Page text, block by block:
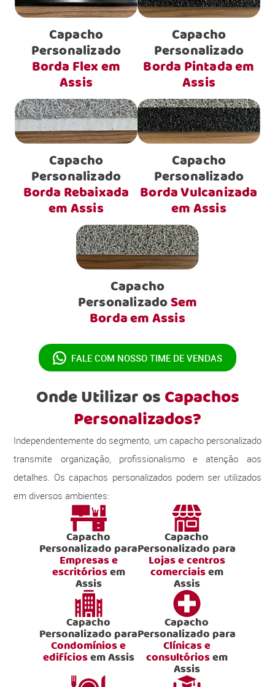
Capacho
Personalizado
Borda Flex em
Assis
Capacho
Personalizado
Borda Pintada em
Assis
Capacho
Personalizado
Borda Rebaixada
em Assis
Capacho
Personalizado
Borda Vulcanizada
em Assis
Capacho
PersonalizadoSem
Borda em Assis
FALE COM NOSSO TIME DE VENDAS
Onde Utilizar osCapachos
Personalizados?
Independentemente do segmento, um capacho personalizado
transmite organização, profissionalismo e atenção aos
detalhes. Os capachos personalizados podem ser utilizados
em diversos ambientes:
Capacho
Personalizado para
Empresas e
escritóriosem
Assis
Capacho
Personalizado para
Lojas e centros
comerciaisem
Assis
Capacho
Personalizado para
Condomínios e
edifíciosem Assis
Capacho
Personalizado para
Clínicas e
consultóriosem
Assis